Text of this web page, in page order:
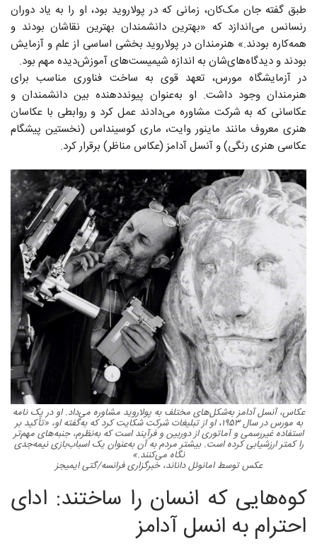
طبق گفته جان مک‌کان، زمانی که در پولاروید بود، او را به یاد دوران
رنسانس می‌اندازد که «بهترین دانشمندان بهترین نقاشان بودند و
همه‌کاره بودند.» هنرمندان در پولاروید بخشی اساسی از علم و آزمایش
بودند و دیدگاه‌های‌شان به اندازه شیمیست‌های آموزش‌دیده مهم بود.
در آزمایشگاه مورس، تعهد قوی به ساخت فناوری مناسب برای
هنرمندان وجود داشت. او به‌عنوان پیونددهنده بین دانشمندان و
عکاسانی که به شرکت مشاوره می‌دادند عمل کرد و روابطی با عکاسان
هنری معروف مانند ماینور وایت، ماری کوسینداس (نخستین پیشگام
عکاسی هنری رنگی) و آنسل آدامز (عکاس مناظر) برقرار کرد.
عکاس، آنسل آدامز به‌شکل‌های مختلف به پولاروید مشاوره می‌داد. او در یک نامه
به مورس در سال ۱۹۵۳، او از تبلیغات شرکت شکایت کرد که به‌گفته او، «تأکید بر
استفاده غیررسمی و آماتوری از دوربین و فرآیند است که به‌نظرم، جنبه‌های مهم‌تر
را کمتر ارزشیابی کرده است. بیشتر مردم به آن به‌عنوان یک اسباب‌بازی نیمه‌جدی
نگاه می‌کنند.»
عکس توسط امانوئل داناند، خبرگزاری فرانسه/گتی ایمیجز
کوه‌هایی که انسان را ساختند: ادای
احترام به انسل آدامز